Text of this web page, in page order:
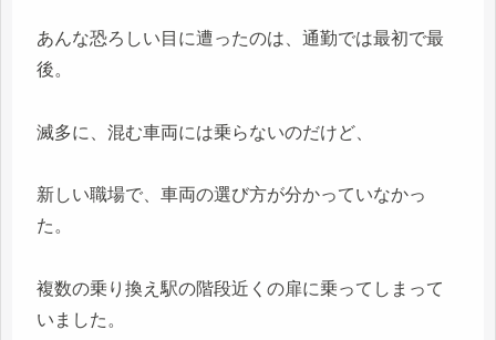
あんな恐ろしい目に遭ったのは、通勤では最初で最
後。
滅多に、混む車両には乗らないのだけど、
新しい職場で、車両の選び方が分かっていなかっ
た。
複数の乗り換え駅の階段近くの扉に乗ってしまって
いました。